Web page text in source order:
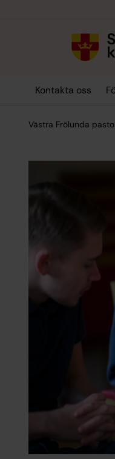
Kontakta oss
Västra Frölunda